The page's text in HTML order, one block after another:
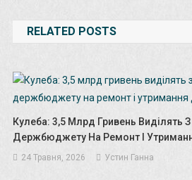
записів
RELATED POSTS
Кулеба: 3,5 Млрд Гривень Виділять
Держбюджету На Ремонт І
24 Травня, 2026 Устин Ганна